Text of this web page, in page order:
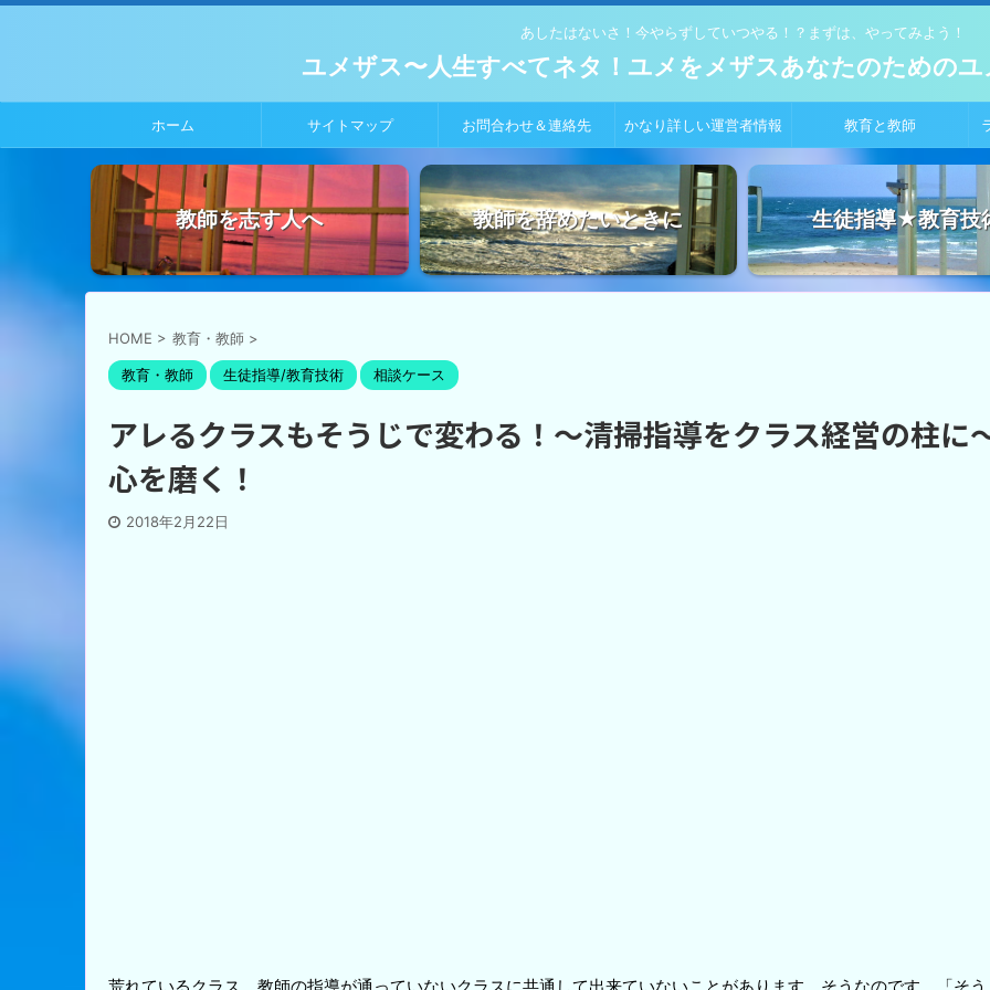
あしたはないさ！今やらずしていつやる！？まずは、やってみよう！
ユメザス〜人生すべてネタ！ユメをメザスあなたのための
ホーム サイトマップ お問合わせ＆連絡先 かなり詳しい運営者情報 教育と教師
教師を志す人へ 教師を辞めたいときに 生徒指導★教育技
HOME > 教育・教師 >
教育・教師 生徒指導/教育技術 相談ケース
アレるクラスもそうじで変わる！～清掃指導をクラス経営の柱に
心を磨く！
2018年2月22日